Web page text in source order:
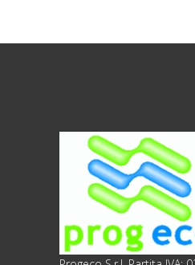
convinzioni religiose,
altro genere, le
l’adesione a partiti,
associazioni od
carattere religioso,
sindacale, nonché i
idonei a rivelare lo